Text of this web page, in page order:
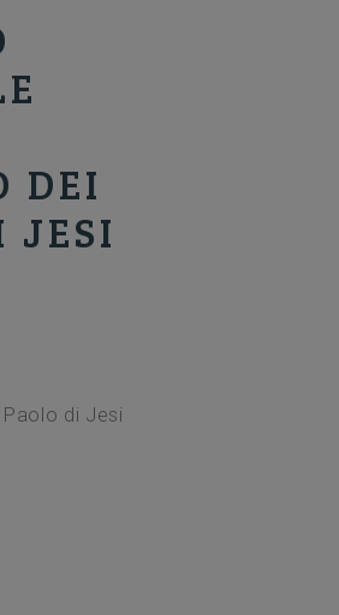
DEI
JESI
Paolo di Jesi